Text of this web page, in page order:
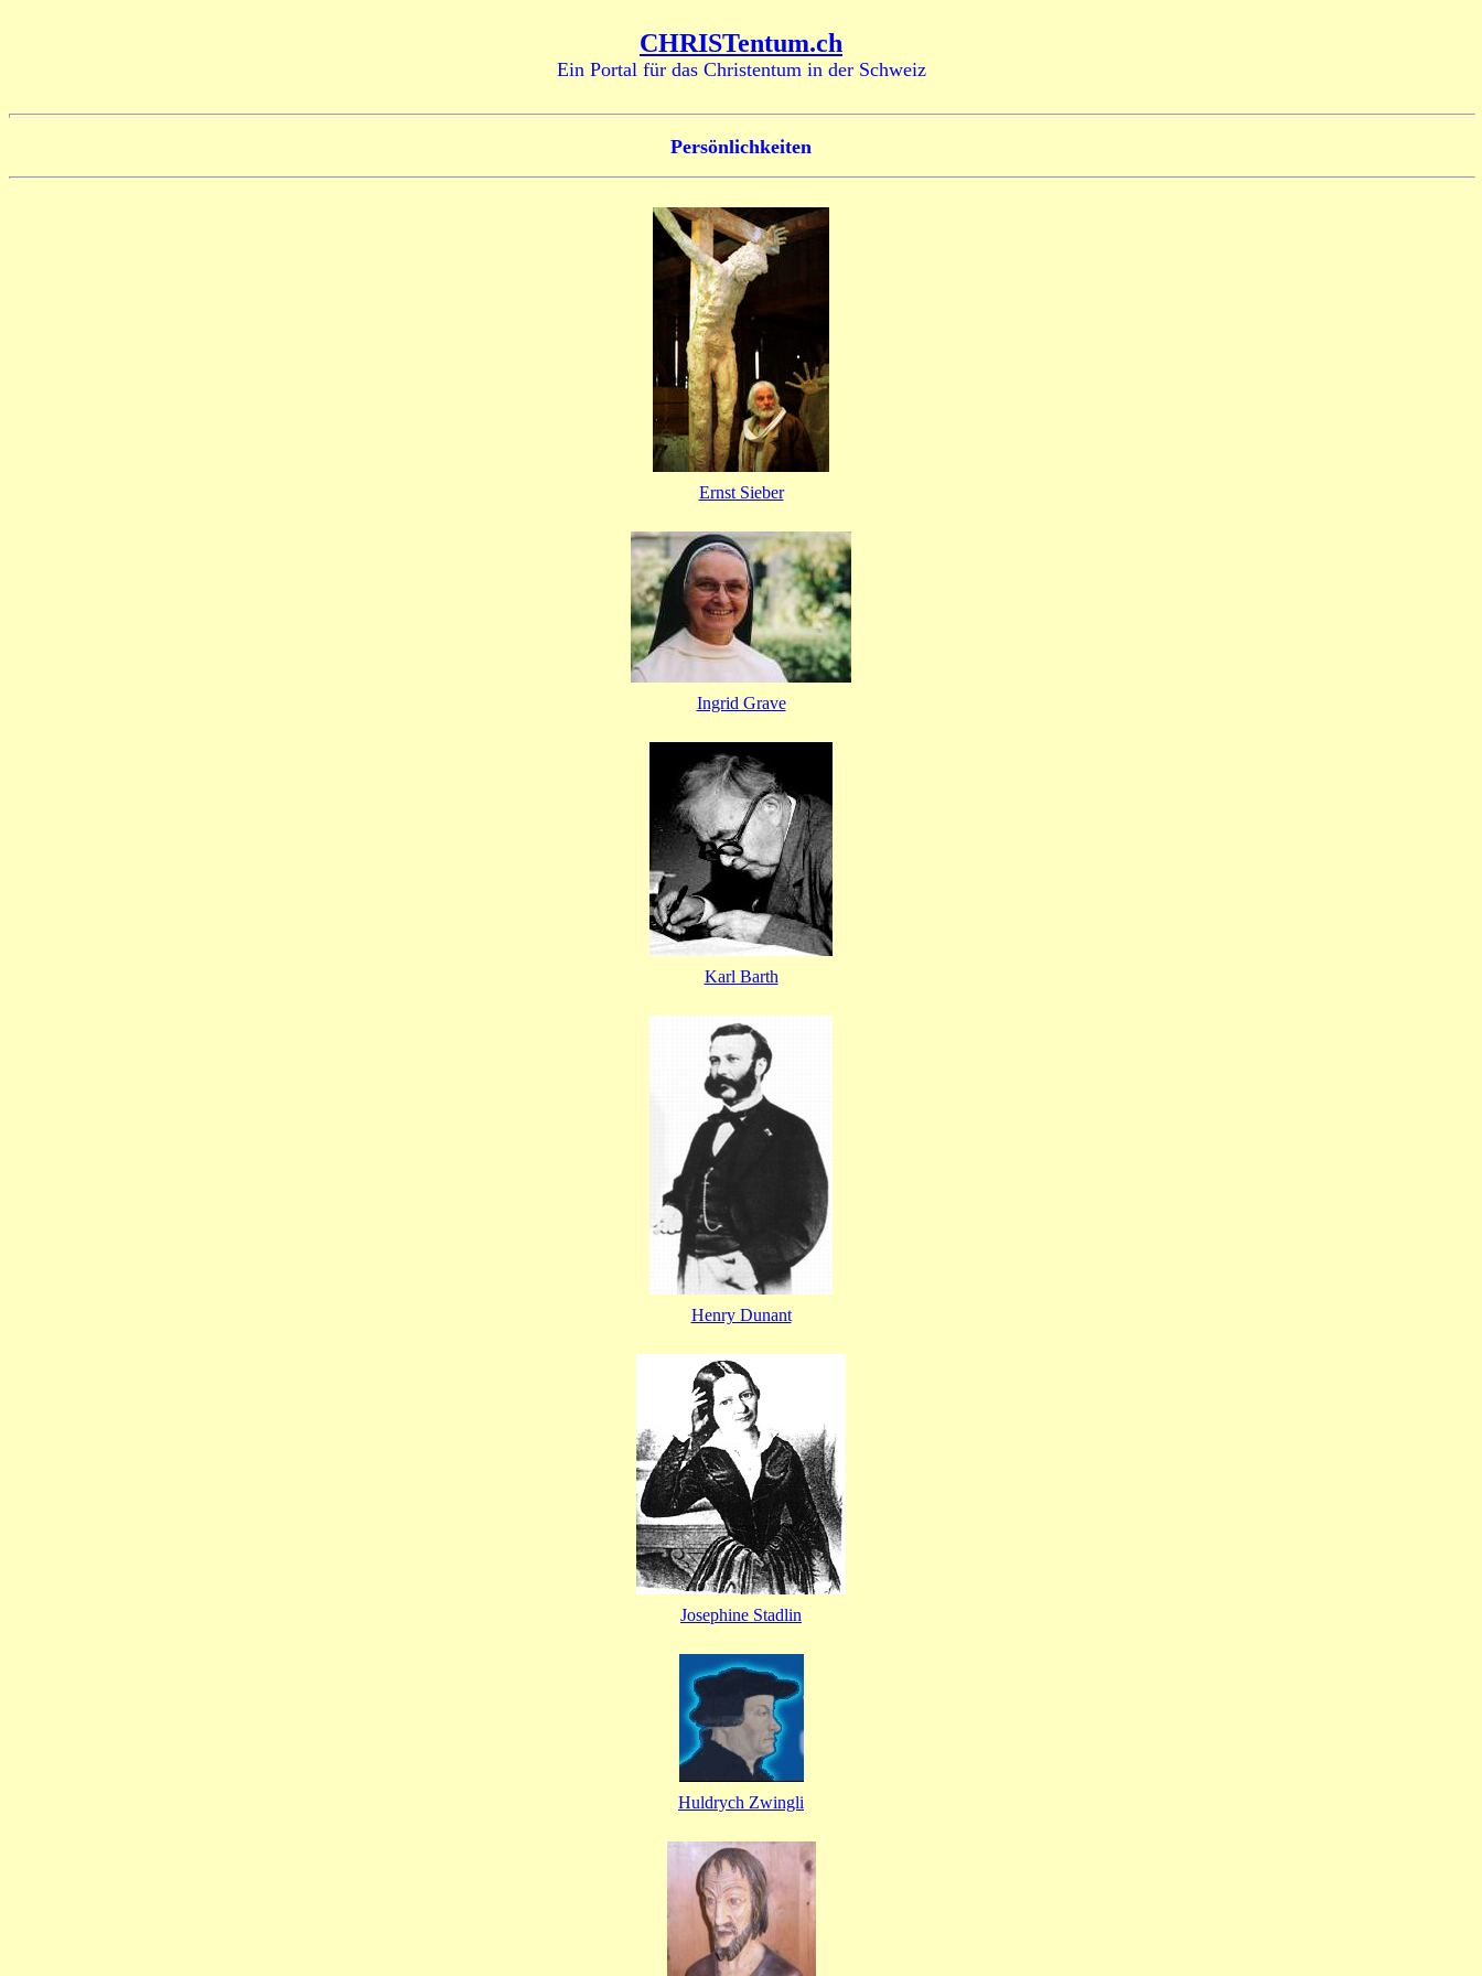
CHRISTentum.ch
Ein Portal für das Christentum in der Schweiz
Persönlichkeiten
Ernst Sieber
Ingrid Grave
Karl Barth
Henry Dunant
Josephine Stadlin
Huldrych Zwingli